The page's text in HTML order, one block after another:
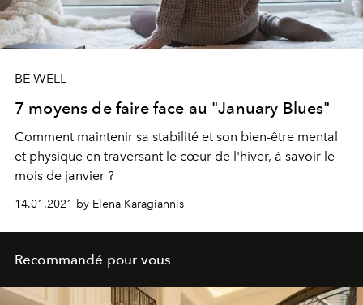
BE WELL
7 moyens de faire face au "January Blues"
Comment maintenir sa stabilité et son bien-être mental
et physique en traversant le cœur de l'hiver, à savoir le
mois de janvier ?
14.01.2021 by Elena Karagiannis
Recommandé pour vous